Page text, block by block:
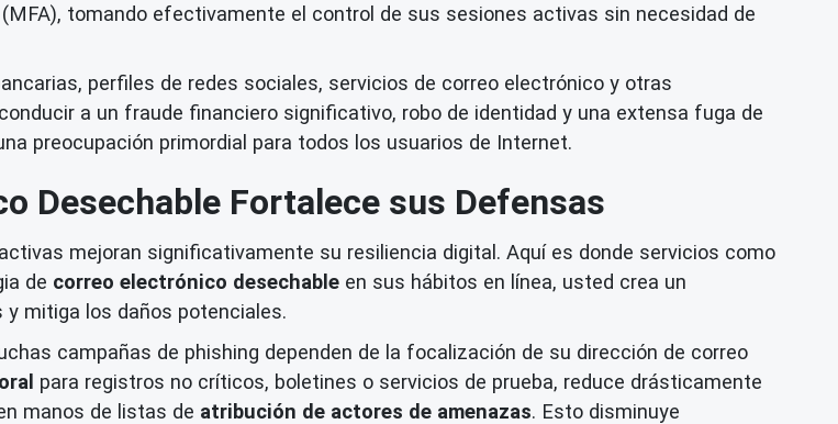
tomando efectivamente el control de sus sesiones activas sin necesidad de
perfiles de redes sociales, servicios de correo electrónico y otras
a un fraude financiero significativo, robo de identidad y una extensa fuga de
preocupación primordial para todos los usuarios de Internet.
Desechable Fortalece sus Defensas
mejoran significativamente su resiliencia digital. Aquí es donde servicios como
de correo electrónico desechable en sus hábitos en línea, usted crea un
mitiga los daños potenciales.
campañas de phishing dependen de la focalización de su dirección de correo
para registros no críticos, boletines o servicios de prueba, reduce drásticamente
manos de listas de atribución de actores de amenazas. Esto disminuye